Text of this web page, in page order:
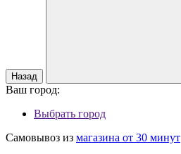
Назад
Ваш город:
Выбрать город
Самовывоз из магазина от 30 минут